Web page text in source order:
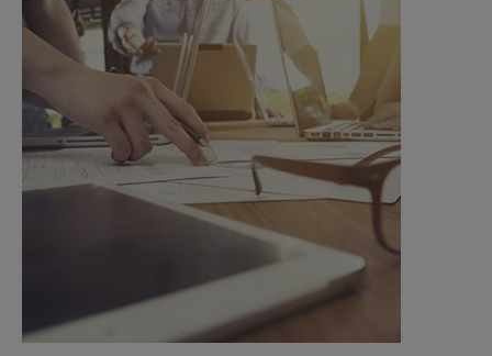
SERVICELÖSUNGEN
Digitalservice
Normservice